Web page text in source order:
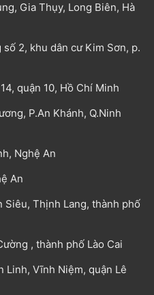
Gia Thụy, Long Biên, Hà
số 2, khu dân cư Kim Sơn, p.
quận 10, Hồ Chí Minh
P.An Khánh, Q.Ninh
Nghệ An
An
Siêu, Thịnh Lang, thành phố
, thành phố Lào Cai
Linh, Vĩnh Niệm, quận Lê